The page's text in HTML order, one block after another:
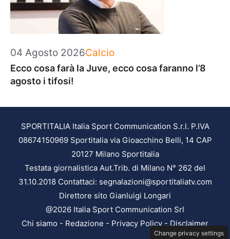
04 Agosto 2026Categorie
Calcio
Ecco cosa farà la Juve, ecco cosa faranno l’8
agosto i tifosi!
SPORTITALIA Italia Sport Communication S.r.l. P.IVA
08674150969 Sportitalia via Gioacchino Belli, 14 CAP
20127 Milano Sportitalia
Testata giornalistica Aut.Trib. di Milano N° 262 del
31.10.2018 Contattaci: segnalazioni@sportitaliatv.com
Direttore sito Gianluigi Longari
@2026 Italia Sport Communication Srl
Chi siamo - Redazione - Privacy Policy-Disclaimer
Change privacy settings